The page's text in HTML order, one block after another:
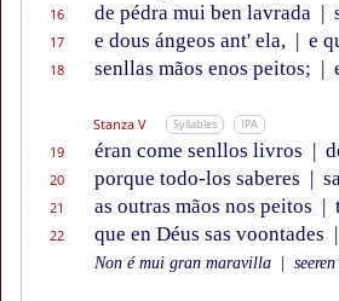
16 de pédra mui ben lavrada |
17 e dous ángeos ant' ela, | e
18 senllas mãos enos peitos; |
Stanza V Syllables IPA
19 éran come senllos livros |
20 porque todo-los saberes |
21 as outras mãos nos peitos |
22 que en Déus sas voontades |
Non é mui gran maravilla